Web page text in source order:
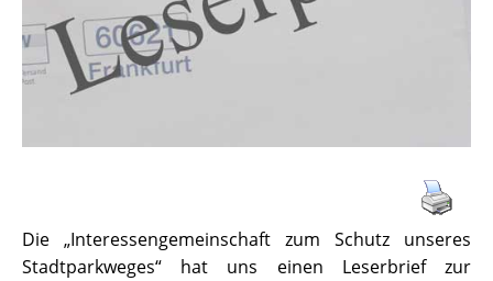
Die „Interessengemeinschaft zum Schutz unseres
Stadtparkweges“ hat uns einen Leserbrief zur